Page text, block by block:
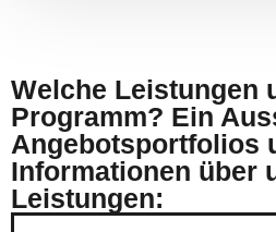
Welche Leistungen
Programm? Ein
Angebotsportfolios
Informationen über
Leistungen: